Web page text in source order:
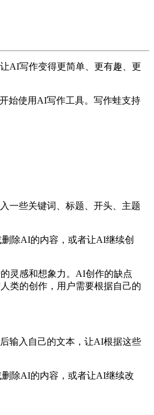
AI写作变得更简单、更有趣、更
始使用AI写作工具。写作蛙支持
一些关键词、标题、开头、主题
除AI的内容，或者让AI继续创
灵感和想象力。AI创作的缺点
类的创作，用户需要根据自己的
输入自己的文本，让AI根据这些
除AI的内容，或者让AI继续改